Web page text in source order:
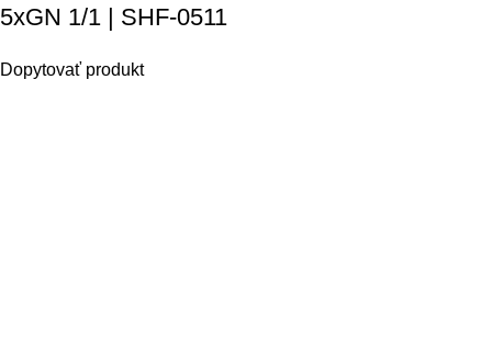
5xGN 1/1 | SHF-0511
Dopytovať produkt